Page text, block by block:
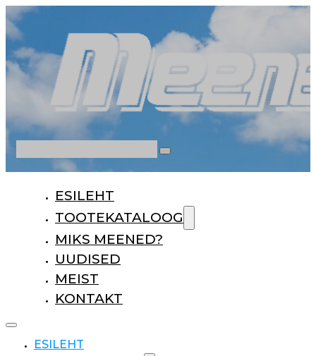
ESILEHT
TOOTEKATALOOG
MIKS MEENED?
UUDISED
MEIST
KONTAKT
ESILEHT